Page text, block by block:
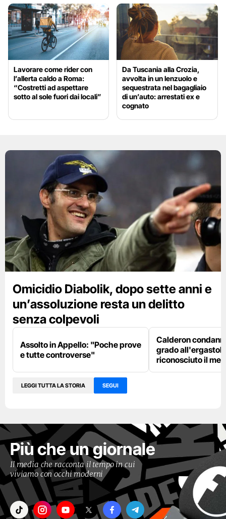
Lavorare come rider con
l’allerta caldo a Roma:
“Costretti ad aspettare
sotto al sole fuori dai locali”
Da Tuscania alla Crozia,
avvolta in un lenzuolo e
sequestrata nel bagagliaio
di un’auto: arrestati ex e
cognato
Omicidio Diabolik, dopo sette anni e
un’assoluzione resta un delitto
senza colpevoli
Assolto in Appello: "Poche prove
e tutte controverse"
Calderon
grado
riconosciuto il
LEGGI TUTTA LA STORIA SEGUI
Più che un giornale
Il media che racconta il tempo in cui
viviamo con occhi moderni